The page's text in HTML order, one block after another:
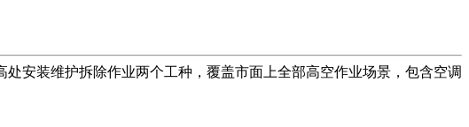
安装维护拆除作业两个工种，覆盖市面上全部高空作业场景，包含空调